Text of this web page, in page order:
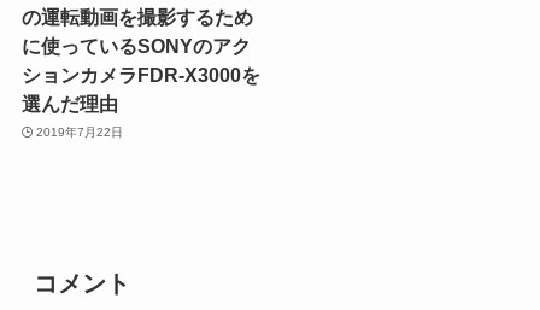
の運転動画を撮影するため
に使っているSONYのアク
ションカメラFDR-X3000を
選んだ理由
2019年7月22日
コメント